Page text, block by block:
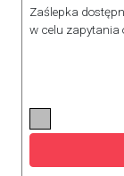
Zaślepka
w celu zapytania